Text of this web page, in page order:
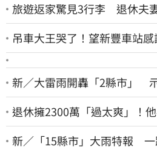
旅遊返家驚見3行李 退休夫
吊車大王哭了！望新豐車站
新／大雷雨開轟「2縣市」
退休擁2300萬「過太爽」！
新／「15縣市」大雨特報 一